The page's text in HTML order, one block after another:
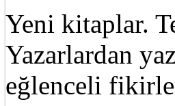
Yeni kitaplar.
Yazarlardan
eğlenceli